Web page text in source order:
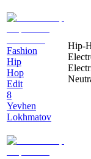
Fashion
Hip
Hop
Edit
8
Yevhen
Lokhmatov
Hip-